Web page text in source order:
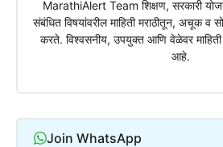
MarathiAlert Team शिक्षण, सरकारी
संबंधित विषयांवरील माहिती मराठीतून, अचूक व
करते. विश्वसनीय, उपयुक्त आणि वेळेवर
आहे.
Join WhatsApp